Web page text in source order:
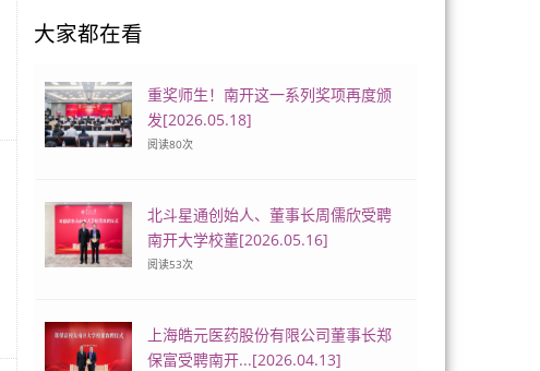
大家都在看
重奖师生！南开这一系列奖项再度颁
发[2026.05.18]
阅读80次
北斗星通创始人、董事长周儒欣受聘
南开大学校董[2026.05.16]
阅读53次
上海皓元医药股份有限公司董事长郑
保富受聘南开...[2026.04.13]